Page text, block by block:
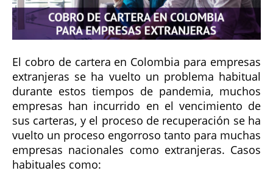
El cobro de cartera en Colombia para empresas
extranjeras se ha vuelto un problema habitual
durante estos tiempos de pandemia, muchos
empresas han incurrido en el vencimiento de
sus carteras, y el proceso de recuperación se ha
vuelto un proceso engorroso tanto para muchas
empresas nacionales como extranjeras. Casos
habituales como: